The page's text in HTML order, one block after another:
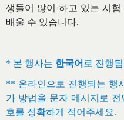
생들이 많이 하고 있는 시
배울 수 있습니다.
* 본 행사는 한국어 로 진행
** 온라인으로 진행되는 행
가 방법을 문자 메시지로 전
호를 정확하게 적어주세요.